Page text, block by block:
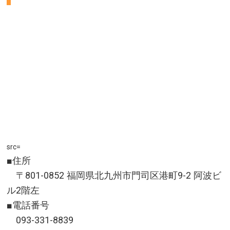
src=
■住所
〒801-0852 福岡県北九州市門司区港町9-2 阿波ビ
ル2階左
■電話番号
093-331-8839